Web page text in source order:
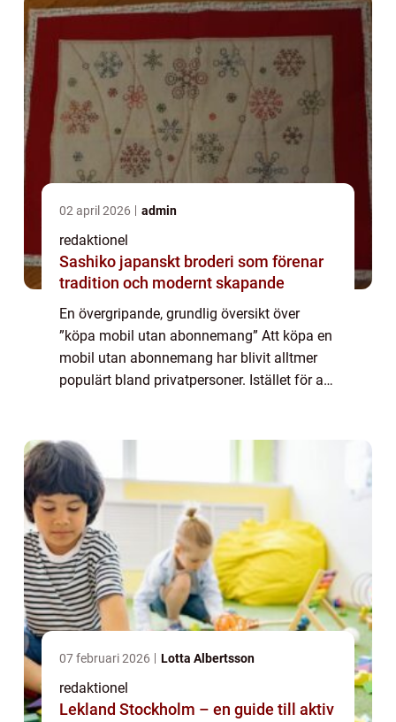
02 april 2026 admin
redaktionel
Sashiko japanskt broderi som förenar
tradition och modernt skapande
En övergripande, grundlig översikt över
”köpa mobil utan abonnemang” Att köpa en
mobil utan abonnemang har blivit alltmer
populärt bland privatpersoner. Istället för att
07 februari 2026 Lotta Albertsson
redaktionel
Lekland Stockholm – en guide till aktiv